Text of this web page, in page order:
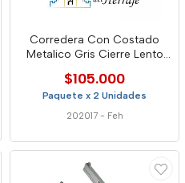
Corredera Con Costado
Metalico Gris Cierre Lento
$105.000
Paquete x 2 Unidades
202017 - Feh